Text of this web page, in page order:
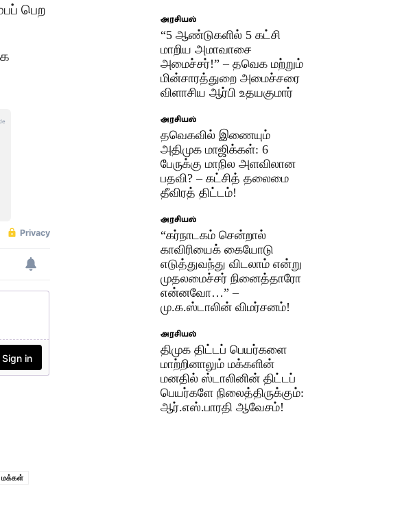
பெற
மக்கள்
அரசியல்
“5 ஆண்டுகளில் 5 கட்சி
மாறிய அமாவாசை
அமைச்சர்!” – தவெக மற்றும்
மின்சாரத்துறை அமைச்சரை
விளாசிய ஆர்பி உதயகுமார்
அரசியல்
தவெகவில் இணையும்
அதிமுக மாஜிக்கள்: 6
பேருக்கு மாநில அளவிலான
பதவி? – கட்சித் தலைமை
தீவிரத் திட்டம்!
அரசியல்
“கர்நாடகம் சென்றால்
காவிரியைக் கையோடு
எடுத்துவந்து விடலாம் என்று
முதலமைச்சர் நினைத்தாரோ
என்னவோ…” –
மு.க.ஸ்டாலின் விமர்சனம்!
அரசியல்
திமுக திட்டப் பெயர்களை
மாற்றினாலும் மக்களின்
மனதில் ஸ்டாலினின் திட்டப்
பெயர்களே நிலைத்திருக்கும்:
ஆர்.எஸ்.பாரதி ஆவேசம்!